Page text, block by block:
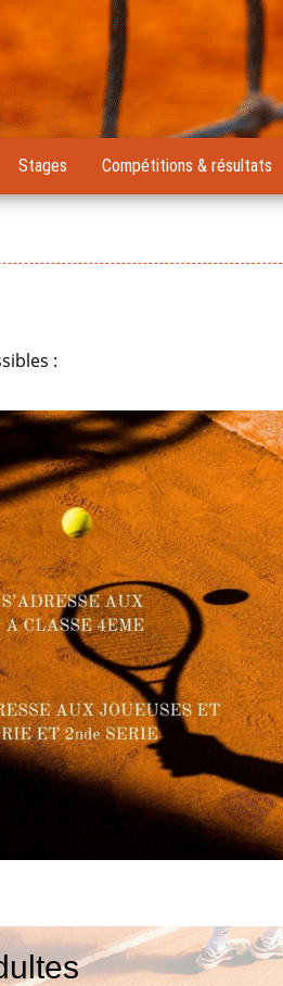
Stages Compétitions & résultats
: